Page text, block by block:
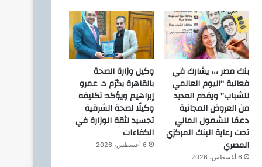
1 يوليو، 2025
وزير الاستثمار والتجارة
التشيك لتعزيز العلاقات
الشربيني يعقد اجتماعا لمتابعة موقف تشغيل وإدارة بعض المشروعات الجديدة
15 سبتمبر، 2024
بنك مصر ،،، يشارك في
فعالية “اليوم العالمي
للشباب” ويقدم العديد
من العروض المجانية
دعمًا للشمول المالي
تحت رعاية البنك المركزي
المصري
6 أغسطس، 2026
وكيل وزارة الصحة
بالقاهرة يكرّم د. عمرو
إبراهيم ويؤكد: تكليفه
وكيلًا لصحة الشرقية
تجسيد لثقة الوزارة في
الكفاءات
6 أغسطس، 2026